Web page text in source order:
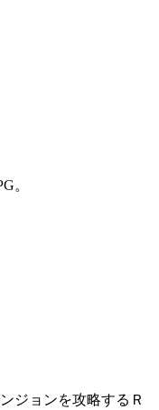
。
ジョンを攻略するＲ